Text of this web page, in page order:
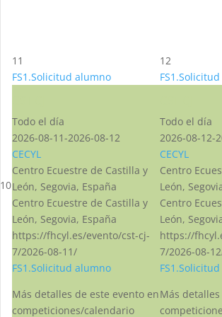
10
11
FS1.Solicitud alumno
Todo el día
2026-08-11-2026-08-12
CECYL
Centro Ecuestre de Castilla y
León, Segovia, España
Centro Ecuestre de Castilla y
León, Segovia, España
https://fhcyl.es/evento/cst-cj-
7/2026-08-11/
FS1.Solicitud alumno
Más detalles de este evento en
competiciones/calendario
12
Todo el día
2026-08-12-
CECYL
Centro
León,
Centro
León,
https://
7/2026-08-
Más